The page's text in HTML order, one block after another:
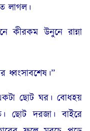
লাগল।
উনুনে রান্না
ছোট ঘর। বোধহয়
ছোট দরজা। বাইরে